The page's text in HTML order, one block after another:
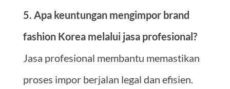
5. Apa keuntungan mengimpor brand
fashion Korea melalui jasa profesional?
Jasa profesional membantu memastikan
proses impor berjalan legal dan efisien.